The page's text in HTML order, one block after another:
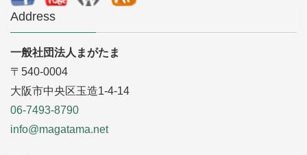
Address
一般社団法人まがたま
〒540-0004
大阪市中央区玉造1-4-14
06-7493-8790
info@magatama.net